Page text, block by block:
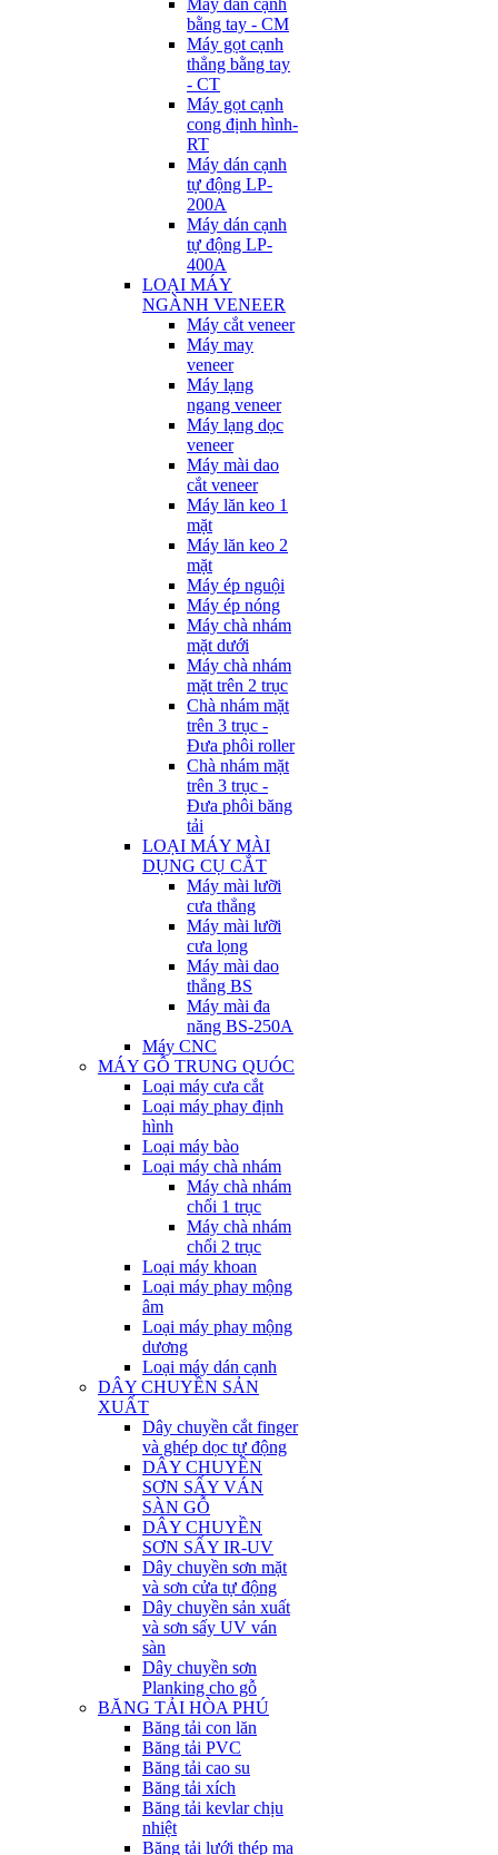
Máy dán cạnh
bằng tay - CM
Máy gọt cạnh
thẳng bằng tay
- CT
Máy gọt cạnh
cong định hình-
RT
Máy dán cạnh
tự động LP-
200A
Máy dán cạnh
tự động LP-
400A
LOẠI MÁY
NGÀNH VENEER
Máy cắt veneer
Máy may
veneer
Máy lạng
ngang veneer
Máy lạng dọc
veneer
Máy mài dao
cắt veneer
Máy lăn keo 1
mặt
Máy lăn keo 2
mặt
Máy ép nguội
Máy ép nóng
Máy chà nhám
mặt dưới
Máy chà nhám
mặt trên 2 trục
Chà nhám mặt
trên 3 trục -
Đưa phôi roller
Chà nhám mặt
trên 3 trục -
Đưa phôi băng
tải
LOẠI MÁY MÀI
DỤNG CỤ CẮT
Máy mài lưỡi
cưa thẳng
Máy mài lưỡi
cưa lọng
Máy mài dao
thẳng BS
Máy mài đa
năng BS-250A
Máy CNC
MÁY GỖ TRUNG QUÓC
Loại máy cưa cắt
Loại máy phay định
hình
Loại máy bào
Loại máy chà nhám
Máy chà nhám
chổi 1 trục
Máy chà nhám
chổi 2 trục
Loại máy khoan
Loại máy phay mộng
âm
Loại máy phay mộng
dương
Loại máy dán cạnh
DÂY CHUYỀN SẢN
XUẤT
Dây chuyền cắt finger
và ghép dọc tự động
DÂY CHUYỀN
SƠN SẤY VÁN
SÀN GỖ
DÂY CHUYỀN
SƠN SẤY IR-UV
Dây chuyền sơn mặt
và sơn cửa tự động
Dây chuyền sản xuất
và sơn sấy UV ván
sàn
Dây chuyền sơn
Planking cho gỗ
BĂNG TẢI HÒA PHÚ
Băng tải con lăn
Băng tải PVC
Băng tải cao su
Băng tải xích
Băng tải kevlar chịu
nhiệt
Băng tải lưới thép mạ